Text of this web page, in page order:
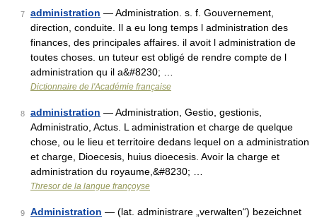
7 administration — Administration. s. f. Gouvernement,
direction, conduite. Il a eu long temps l administration des
finances, des principales affaires. il avoit l administration de
toutes choses. un tuteur est obligé de rendre compte de l
administration qu il a&#8230; …
Dictionnaire de l'Académie française
8 administration — Administration, Gestio, gestionis,
Administratio, Actus. L administration et charge de quelque
chose, ou le lieu et territoire dedans lequel on a administration
et charge, Dioecesis, huius dioecesis. Avoir la charge et
administration du royaume,&#8230; …
Thresor de la langue françoyse
9 Administration — (lat. administrare „verwalten“) bezeichnet